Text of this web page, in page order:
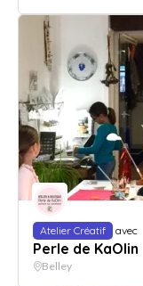
Atelier Créatif avec
Perle de KaOlin
Belley